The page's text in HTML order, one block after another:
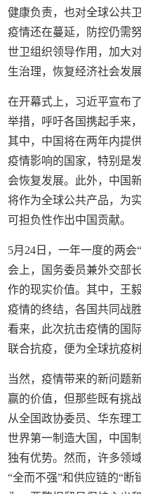
健康负责，也对全球公共
疫情还在蔓延，防控仍需
世卫组织领导作用，加大
生治理，恢复经济社会发
在开幕式上，习近平宣布
举措，呼吁各国携起手来
其中，中国将在两年内提
疫情影响的国家，特别是
会恢复发展。此外，中国
将作为全球公共产品，为
可担负性作出中国贡献。
5月24日，一年一度的两
会上，国务委员兼外交部
作的现实价值。其中，王
疫情的终结，各国共同战
看来，此次抗击疫情的国
联合抗疫，便为全球抗疫
当然，疫情带来的新问题
赢的价值，但那些既有挑
从全国政协委员、华东理
世界第一制造大国，中国
独有优势。然而，许多领
“全而不强”和供应链的“断